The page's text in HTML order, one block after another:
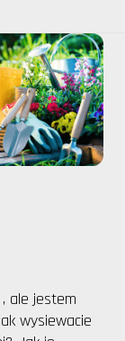
ale jestem
wysiewacie